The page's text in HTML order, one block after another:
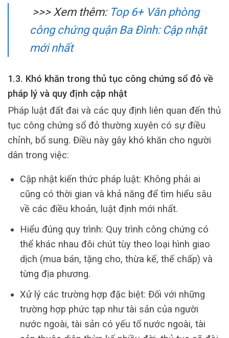
>>> Xem thêm: Top 6+ Văn phòng
công chứng quận Ba Đình: Cập nhật
mới nhất
1.3. Khó khăn trong thủ tục công chứng sổ đỏ về
pháp lý và quy định cập nhật
Pháp luật đất đai và các quy định liên quan đến thủ
tục công chứng sổ đỏ thường xuyên có sự điều
chỉnh, bổ sung. Điều này gây khó khăn cho người
dân trong việc:
Cập nhật kiến thức pháp luật: Không phải ai
cũng có thời gian và khả năng để tìm hiểu sâu
về các điều khoản, luật định mới nhất.
Hiểu đúng quy trình: Quy trình công chứng có
thể khác nhau đôi chút tùy theo loại hình giao
dịch (mua bán, tặng cho, thừa kế, thế chấp) và
từng địa phương.
Xử lý các trường hợp đặc biệt: Đối với những
trường hợp phức tạp như tài sản của người
nước ngoài, tài sản có yếu tố nước ngoài, tài